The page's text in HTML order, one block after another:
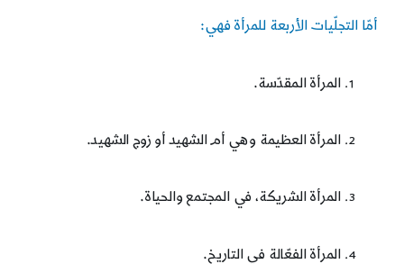
أمّا التجلّيات الأربعة للمرأة فهي:
المرأة المقدّسة.
المرأة العظيمة وهي أم الشهيد أو زوج الشهيد.
المرأة الشريكة، في المجتمع والحياة.
المرأة الفعّالة في التاريخ.